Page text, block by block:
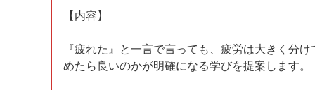
【内容】
『疲れた』と一言で言っても、疲労は大きく分
めたら良いのかが明確になる学びを提案します。